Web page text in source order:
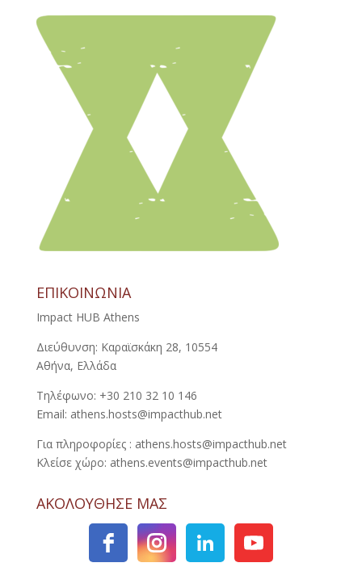
ΕΠΙΚΟΙΝΩΝΙΑ
Impact HUB Athens
Διεύθυνση: Καραϊσκάκη 28, 10554
Αθήνα, Ελλάδα
Τηλέφωνο: +30 210 32 10 146
Email: athens.hosts@impacthub.net
Για πληροφορίες : athens.hosts@impacthub.net
Κλείσε χώρο: athens.events@impacthub.net
ΑΚΟΛΟΥΘΗΣΕ ΜΑΣ